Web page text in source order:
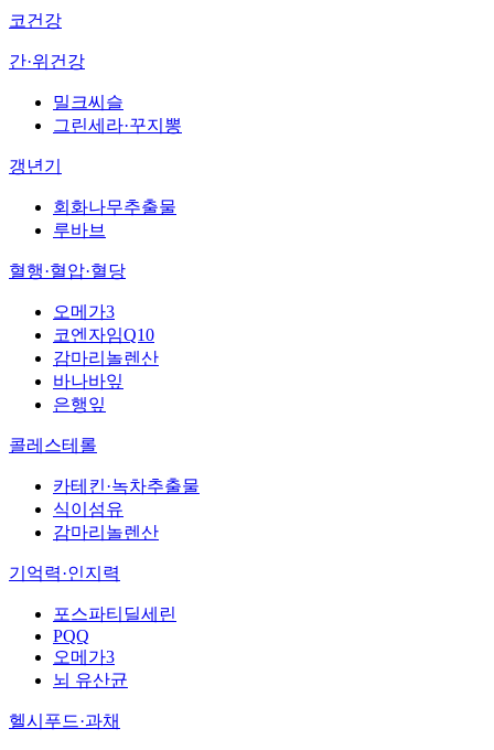
코건강
간·위건강
밀크씨슬
그린세라·꾸지뽕
갱년기
회화나무추출물
루바브
혈행·혈압·혈당
오메가3
코엔자임Q10
감마리놀렌산
바나바잎
은행잎
콜레스테롤
카테킨·녹차추출물
식이섬유
감마리놀렌산
기억력·인지력
포스파티딜세린
PQQ
오메가3
뇌 유산균
헬시푸드·과채